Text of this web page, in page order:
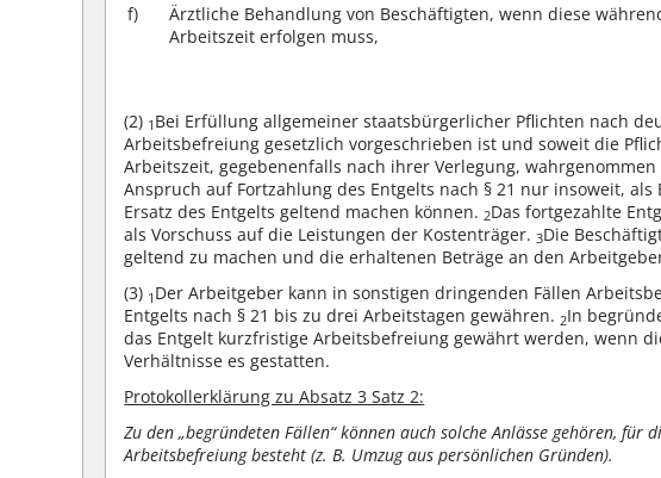
f)
Ärztliche Behandlung von Beschäftigten, wenn diese
Arbeitszeit erfolgen muss,
(2) 1 Bei Erfüllung allgemeiner staatsbürgerlicher Pflichten nach
Arbeitsbefreiung gesetzlich vorgeschrieben ist und soweit die
Arbeitszeit, gegebenenfalls nach ihrer Verlegung,
Anspruch auf Fortzahlung des Entgelts nach § 21 nur insoweit,
Ersatz des Entgelts geltend machen können. 2Das fortgezahlte
als Vorschuss auf die Leistungen der Kostenträger.3Die
geltend zu machen und die erhaltenen Beträge an den
(3) 1 Der Arbeitgeber kann in sonstigen dringenden Fällen
Entgelts nach § 21 bis zu drei Arbeitstagen gewähren. 2In
das Entgelt kurzfristige Arbeitsbefreiung gewährt werden, wenn
Verhältnisse es gestatten.
Protokollerklärung zu Absatz 3 Satz 2:
Zu den „begründeten Fällen“ können auch solche Anlässe gehören, für
Arbeitsbefreiung besteht (z. B. Umzug aus persönlichen Gründen).